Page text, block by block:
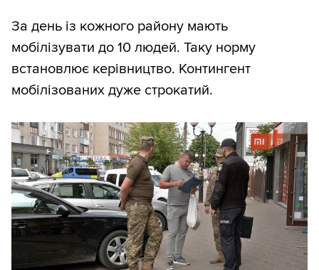
За день із кожного району мають
мобілізувати до 10 людей. Таку норму
встановлює керівництво. Контингент
мобілізованих дуже строкатий.